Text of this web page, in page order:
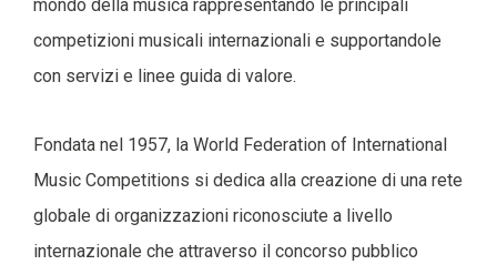
mondo della musica rappresentando le principali
competizioni musicali internazionali e supportandole
con servizi e linee guida di valore.
Fondata nel 1957, la World Federation of International
Music Competitions si dedica alla creazione di una rete
globale di organizzazioni riconosciute a livello
internazionale che attraverso il concorso pubblico